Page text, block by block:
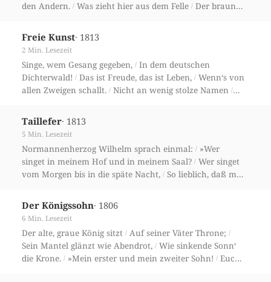
den Andern. /Was zieht hier aus dem Felle /Der braune
Freie Kunst· 1813
2 Min. Lesezeit
Singe, wem Gesang gegeben, /In dem deutschen
Dichterwald! /Das ist Freude, das ist Leben, /Wenn‘s von
allen Zweigen schallt. /Nicht an wenig stolze Namen /
Taillefer· 1813
5 Min. Lesezeit
Normannenherzog Wilhelm sprach einmal: /»Wer
singet in meinem Hof und in meinem Saal? /Wer singet
vom Morgen bis in die späte Nacht, /So lieblich, daß mir
gerne singt
Der Königssohn· 1806
6 Min. Lesezeit
Der alte, graue König sitzt /Auf seiner Väter Throne; /
Sein Mantel glänzt wie Abendrot, /Wie sinkende Sonn‘
die Krone. /»Mein erster und mein zweiter Sohn! /Euch